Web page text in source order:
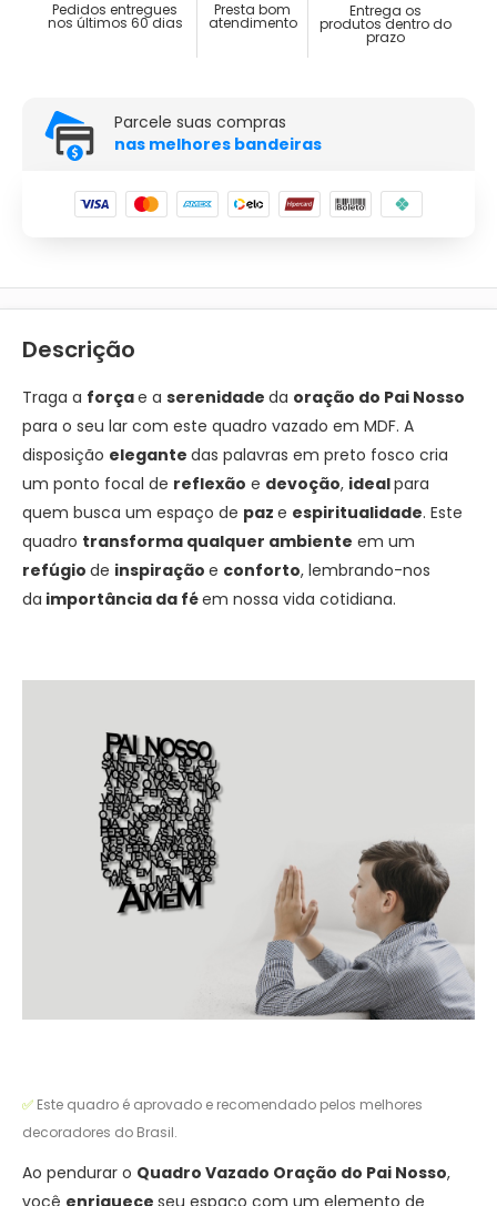
Pedidos entregues
nos últimos 60 dias
Presta bom
atendimento
Entrega os
produtos dentro do
prazo
Parcele suas compras
nas melhores bandeiras
Descrição
Traga a forçae a serenidade da oração do Pai Nosso
para o seu lar com este quadro vazado em MDF. A
disposição elegante das palavras em preto fosco cria
um ponto focal de reflexão e devoção, idealpara
quem busca um espaço de paz e espiritualidade. Este
quadro transforma qualquer ambiente em um
refúgio de inspiração e conforto, lembrando-nos
da importância da féem nossa vida cotidiana.
✅ Este quadro é aprovado e recomendado pelos melhores
decoradores do Brasil.
Ao pendurar o Quadro Vazado Oração do Pai Nosso,